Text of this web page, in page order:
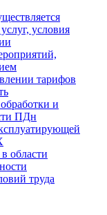
условия
тарифов
и
ПДн
области
труда